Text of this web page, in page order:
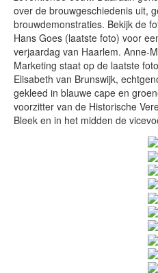
Onthoud mij
Gebruikersnaam vergeten?
Wachtwoord vergeten?
Inloggen
Search
...
over de brouwgeschiedenis uit,
brouwdemonstraties. Bekijk de
Hans Goes (laatste foto) voor
verjaardag van Haarlem. Anne-
Marketing staat op de laatste
Elisabeth van Brunswijk,
gekleed in blauwe cape en
voorzitter van de Historische
Bleek en in het midden de